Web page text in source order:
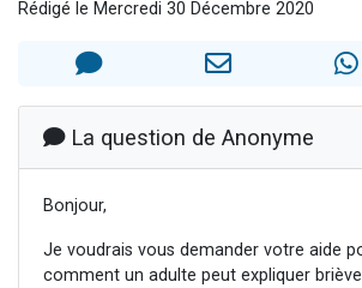
12 nouvelles musiques
Il reste 49 places pour
16 personnes viennent de faire un don pour
Rédigé le Mercredi 30 Décembre 2020
La question de Anonyme
Bonjour,
Je voudrais vous demander votre aide
comment un adulte peut expliquer